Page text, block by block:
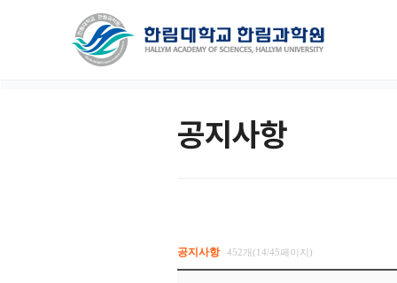
공지사항
공지사항 452개(14/45페이지)